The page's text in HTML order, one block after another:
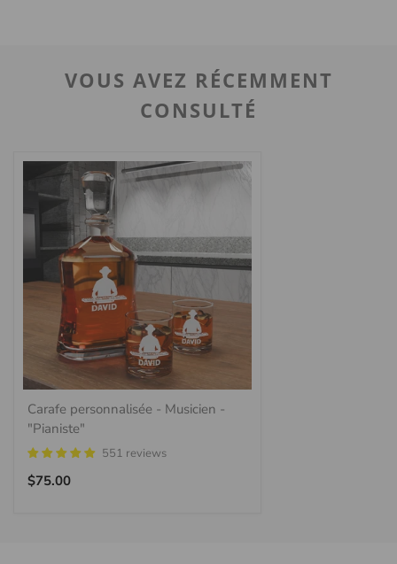
- Offrez-vous la livraison gratuite ?
forfaitaires de 15 $ aux États-Unis et au Canada pour les
commandes inférieures à 150 $.
- Offrez-vous des remises sur quantité ?
MAISONCUSTOM propose des tarifs de gros pour les
commandes de plus de 10 pièces (du même
article/modèle). Par exemple, pour les cadeaux
d'entreprise, les mariages, les enterrements de vie de
jeune fille/garçon, etc. Veuillez contacter
info@MAISONCUSTOM.com pour toute demande.
- Où est basé MAISONCUSTOM ?
Nous sommes basés à Champlain, NY, États-Unis et à
Montréal, QC, Canada.
VOUS AVEZ RÉCEMMENT
CONSULTÉ
Carafe personnalisée - Musicien -
"Pianiste"
551 reviews
Prix
$75.00